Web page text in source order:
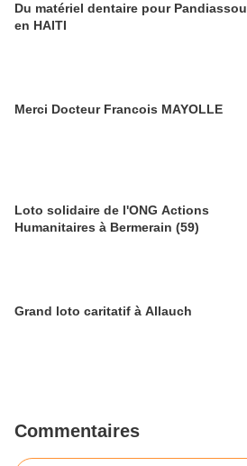
Du matériel dentaire pour Pandiassou
en HAITI
Merci Docteur Francois MAYOLLE
Loto solidaire de l'ONG Actions
Humanitaires à Bermerain (59)
Grand loto caritatif à Allauch
Commentaires